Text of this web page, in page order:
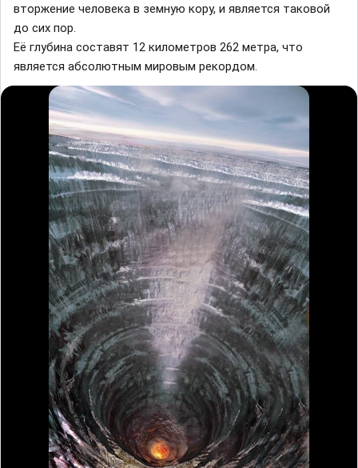
вторжение человека в земную кору, и является таковой
до сих пор.
Её глубина составят 12 километров 262 метра, что
является абсолютным мировым рекордом.